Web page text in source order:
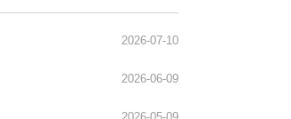
2026-07-10
2026-06-09